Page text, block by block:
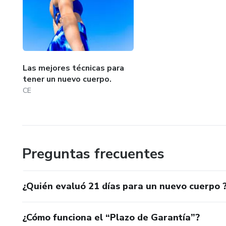
Las mejores técnicas para
tener un nuevo cuerpo.
CE
Preguntas frecuentes
¿Quién evaluó 21 días para un nuevo cuerpo
¿Cómo funciona el “Plazo de Garantía”?